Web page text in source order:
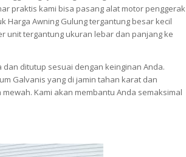
praktis kami bisa pasang alat motor penggerak
Harga Awning Gulung tergantung besar kecil
unit tergantung ukuran lebar dan panjang ke
ditutup sesuai dengan keinginan Anda.
Galvanis yang di jamin tahan karat dan
Kami akan membantu Anda semaksimal